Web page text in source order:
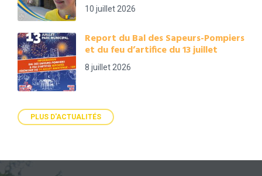
10 juillet 2026
Report du Bal des Sapeurs-Pompiers
et du feu d’artifice du 13 juillet
8 juillet 2026
PLUS D'ACTUALITÉS